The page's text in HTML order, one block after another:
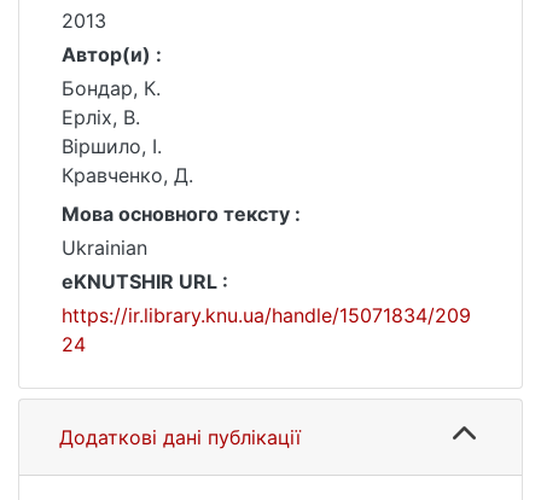
2013
Автор(и) :
Бондар, К.
Ерліх, В.
Віршило, І.
Кравченко, Д.
Мова основного тексту :
Ukrainian
eKNUTSHIR URL :
https://ir.library.knu.ua/handle/15071834/209
24
Додаткові дані публікації